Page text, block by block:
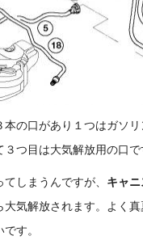
本の口があり１つはガソ
つ目は大気解放用の口で
しまうんですが、 キャ
気解放されます。よく
す。